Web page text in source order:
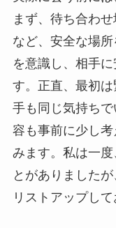
まず、待ち合わ
など、安全な場
を意識し、相手
す。正直、最初
手も同じ気持ち
容も事前に少し
みます。私は一
とがありました
リストアップし